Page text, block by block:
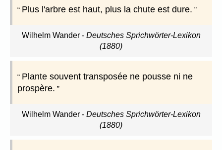
Plus l'arbre est haut, plus la chute est dure.
Wilhelm Wander- Deutsches Sprichwörter-Lexikon
(1880)
Plante souvent transposée ne pousse ni ne
prospère.
Wilhelm Wander- Deutsches Sprichwörter-Lexikon
(1880)